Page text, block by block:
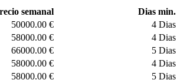
semanal Dias min.
50000.00 € 4 Dias
58000.00 € 4 Dias
66000.00 € 5 Dias
58000.00 € 4 Dias
58000.00 € 5 Dias